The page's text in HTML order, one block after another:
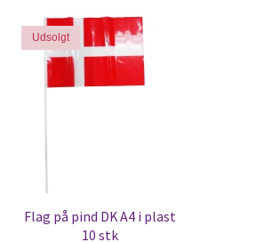
Udsolgt
Flag på pind DK A4 i plast
10 stk